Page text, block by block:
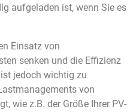
aufgeladen ist, wenn Sie es
Einsatz von
senken und die Effizienz
ist jedoch wichtig zu
von
wie z.B. der Größe Ihrer PV-